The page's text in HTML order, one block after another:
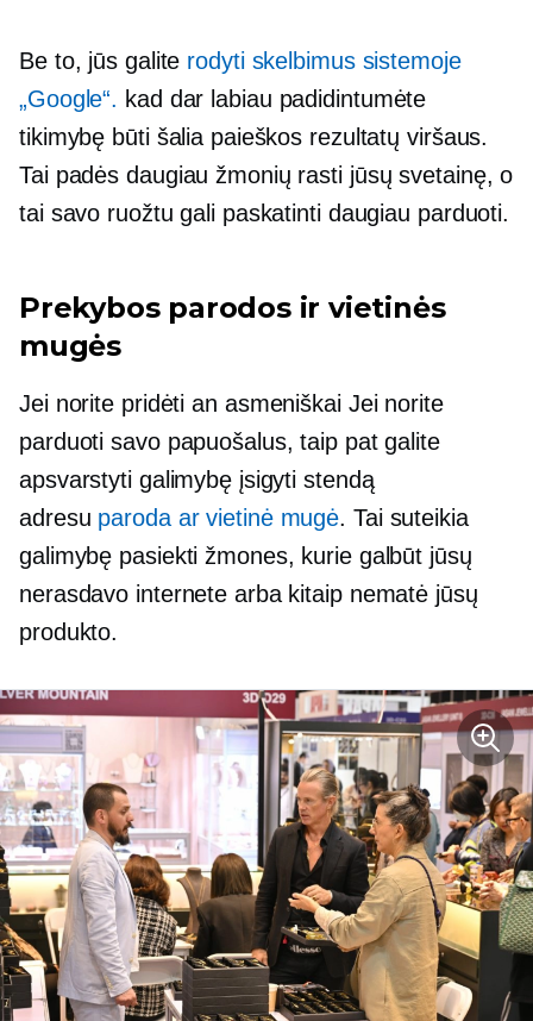
Be to, jūs galite rodyti skelbimus sistemoje
„Google“. kad dar labiau padidintumėte
tikimybę būti šalia paieškos rezultatų viršaus.
Tai padės daugiau žmonių rasti jūsų svetainę, o
tai savo ruožtu gali paskatinti daugiau parduoti.
Prekybos parodos ir vietinės
mugės
Jei norite pridėti an asmeniškaiJei norite
parduoti savo papuošalus, taip pat galite
apsvarstyti galimybę įsigyti stendą
adresu paroda ar vietinė mugė. Tai suteikia
galimybę pasiekti žmones, kurie galbūt jūsų
nerasdavo internete arba kitaip nematė jūsų
produkto.